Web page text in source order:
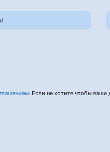
. Если не хотите чтобы ваши